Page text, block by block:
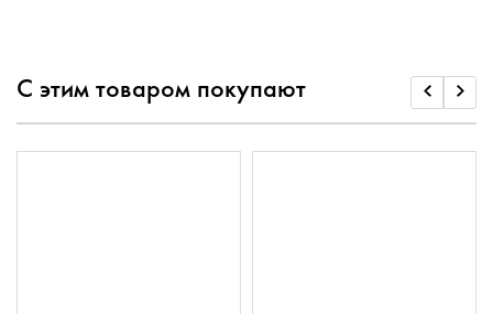
С этим товаром покупают